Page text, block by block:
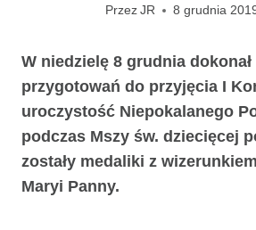
PrzezJR 8 grudnia
W niedzielę 8 grudnia
przygotowań do przyjęcia I
uroczystość Niepokalanego
podczas Mszy św. dziecięcej
zostały medaliki z
Maryi Panny.